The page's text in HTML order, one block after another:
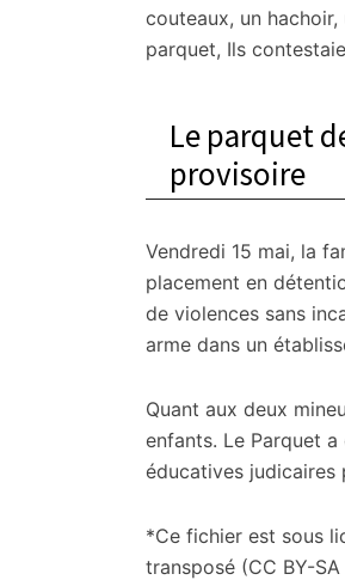
couteaux, un
parquet, Ils
Le parquet
provisoire
Vendredi 15 mai, la
placement en
de violences sans
arme dans un
Quant aux deux
enfants. Le Parquet
éducatives judicaires
*Ce fichier est sous
transposé (CC BY-SA